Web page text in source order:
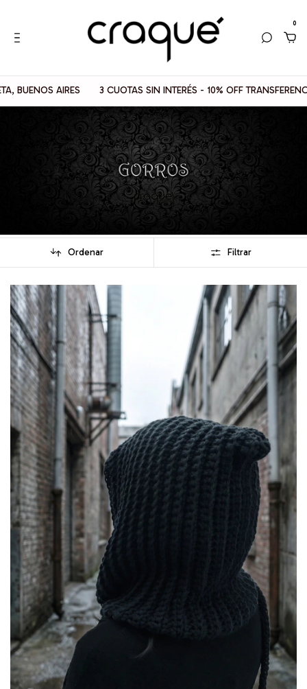
0
3 CUOTAS SIN INTERÉS - 10% OFF TRANSFERENCIAS 📦
Ordenar Filtrar